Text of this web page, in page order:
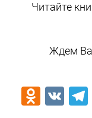
Читайте
Ждем
VK